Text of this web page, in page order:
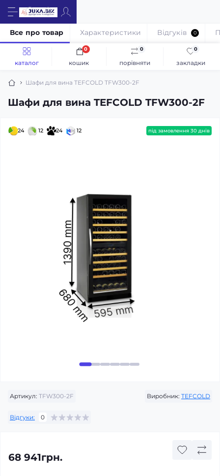
каталог порівняти
0
закладки
0
кошик
0
Шафи для вина TEFCOLD TFW300-2F
Шафи для вина TEFCOLD TFW300-2F
Все про товар Характеристики Відгуків 0
24 12 24 12 під замовлення 30 днів
Артикул: TFW300-2F Виробник: TEFCOLD
Відгуки: 0
68 941грн.